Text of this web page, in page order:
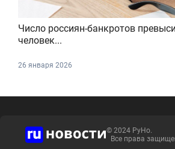
Число россиян-банкротов
человек...
26 января 2026
© 2024 РуНо.
Все права